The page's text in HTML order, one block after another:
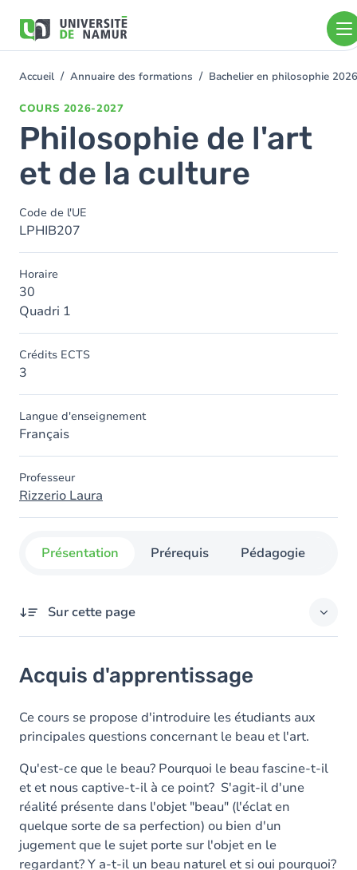
contenu
You
Accueil Annuaire des formations Bachelier en philosophie
COURS 2026-2027
Philosophie de l'art
et de la culture
Code de l'UE
LPHIB207
Horaire
30
Quadri 1
Crédits ECTS
3
Langue d'enseignement
Français
Professeur
Rizzerio Laura
Présentation Prérequis Pédagogie
Sur cette page
Objectifs
Contenu
Table des matières
Exercices
Acquis d'apprentissage
Ce cours se propose d'introduire les étudiants aux
principales questions concernant le beau et l'art.
Qu'est-ce que le beau? Pourquoi le beau fascine-t-il
et et nous captive-t-il à ce point? S'agit-il d'une
réalité présente dans l'objet "beau" (l'éclat en
quelque sorte de sa perfection) ou bien d'un
jugement que le sujet porte sur l'objet en le
regardant? Y a-t-il un beau naturel et si oui pourquoi?